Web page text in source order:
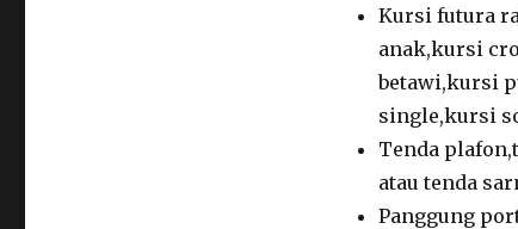
Kursi futura
anak,kursi
betawi,kursi
single,kursi
Tenda
atau tenda
Panggung